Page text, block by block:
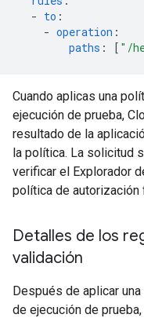
- to :
- operation :
paths : [ "/
Cuando aplicas una
ejecución de prueba,
resultado de la
la política. La solicitud
verificar el Explorador
política de autorización
Detalles de los
validación
Después de aplicar
de ejecución de